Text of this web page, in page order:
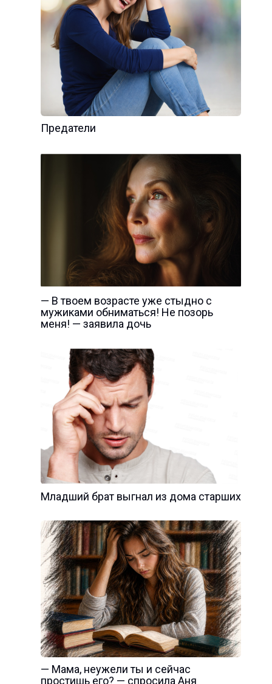
Предатели
— В твоем возрасте уже стыдно с
мужиками обниматься! Не позорь
меня! — заявила дочь
Младший брат выгнал из дома старших
— Мама, неужели ты и сейчас
простишь его? — спросила Аня